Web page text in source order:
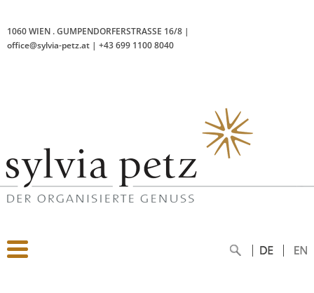
1060 WIEN .GUMPENDORFERSTRASSE 16/8 |
office@sylvia-petz.at | +43 699 1100 8040